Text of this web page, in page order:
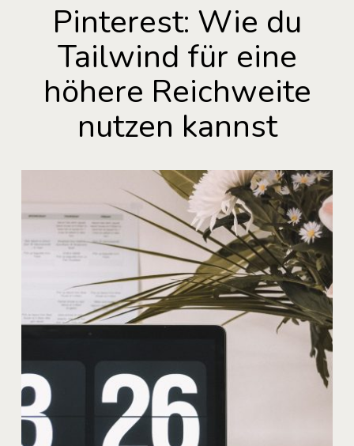
Pinterest: Wie du
Tailwind für eine
höhere Reichweite
nutzen kannst